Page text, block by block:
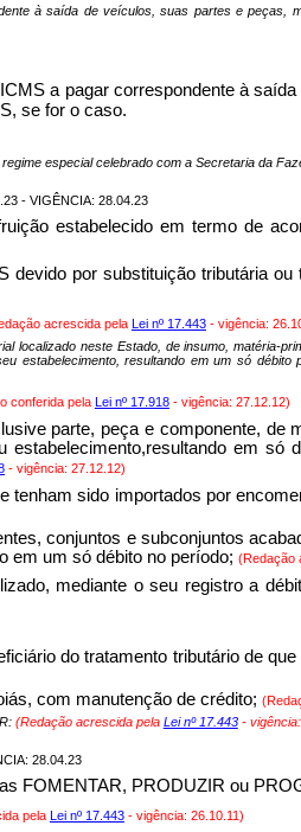
à saída de veículos, suas partes e peças,
a pagar correspondente à
se for o caso.
especial celebrado com a Secretaria da
- VIGÊNCIA: 28.04.23
estabelecido em termo de
por substituição tributária
acrescida pela Lei nº 17.443- vigência:
neste Estado, de insumo, matéria-
resultando em um só
conferida pela Lei nº 17.918- vigência: 27.12.12)
parte, peça e componente, de
em só
- vigência: 27.12.12)
tenham sido importados por
conjuntos e subconjuntos
em um só débito no período; (Redação
mediante o seu registro a
do tratamento tributário de
com manutenção de crédito;
(Redação acrescida pela Lei nº 17.443- vigência:
28.04.23
FOMENTAR, PRODUZIR ou
pela Lei nº 17.443- vigência: 26.10.11)